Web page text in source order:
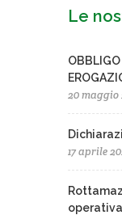
Le
20 maggio
17 aprile
operativa